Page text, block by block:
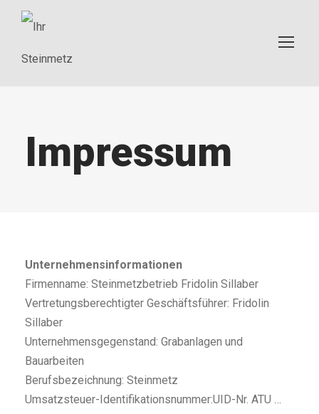
Impressum
Unternehmensinformationen
Firmenname: Steinmetzbetrieb Fridolin Sillaber
Vertretungsberechtigter Geschäftsführer: Fridolin
Sillaber
Unternehmensgegenstand: Grabanlagen und
Bauarbeiten
Berufsbezeichnung: Steinmetz
Umsatzsteuer-Identifikationsnummer:UID-Nr. ATU …